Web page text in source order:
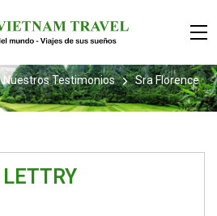
Nuestros Testimonios
Sra Florence